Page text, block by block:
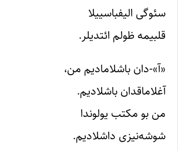
سئوگی الیفباسییلا
قلبیمه ظولم ائتدیلر.
«آ»-دان باشلامادیم من،
آغلاماقدان باشلادیم.
من بو مکتب یولوندا
شوشه‌نیزی داشلادیم.